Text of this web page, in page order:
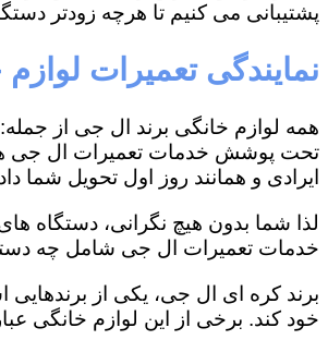
پشتیبانی می کنیم تا هرچه زودتر
نمایندگی تعمیرات
همه لوازم خانگی برند ال جی از
تحت پوشش خدمات تعمیرات ال جی
ایرادی و همانند روز اول تحویل شما
لذا شما بدون هیچ نگرانی، دستگاه
خدمات تعمیرات ال جی شامل چه
برند کره ای ال جی، یکی از
خود کند. برخی از این لوازم خانگی